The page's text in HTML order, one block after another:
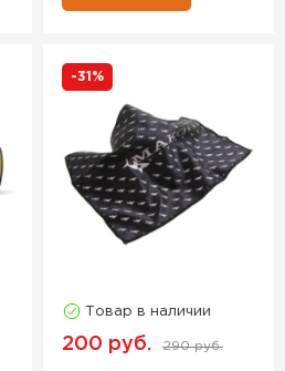
-31%
Товар в наличии
200 руб. 290 руб.